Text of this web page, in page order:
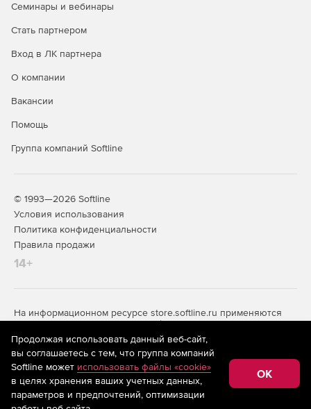
Семинары и вебинары
Стать партнером
Вход в ЛК партнера
О компании
Вакансии
Помощь
Группа компаний Softline
© 1993—2026 Softline
Условия использования
Политика конфиденциальности
Правила продажи
14+
На информационном ресурсе store.softline.ru применяются
рекомендательные технологии(информационные технологии
предоставления информации на основе сбора,
систематизации и анализа сведений, относящихся к
предпочтениям пользователей сети «Интернет»,
находящихся на территории Российской Федерации)
Продолжая использовать данный веб-сайт,
вы соглашаетесь с тем, что группа компаний
Softline может использовать файлы «cookie»
в целях хранения ваших учетных данных,
параметров и предпочтений, оптимизации
OK